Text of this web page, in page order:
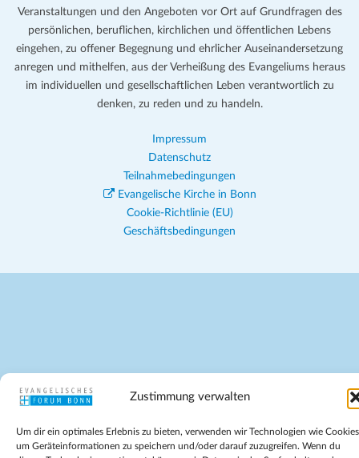
Zustimmung verwalten
Um dir ein optimales Erlebnis zu bieten, verwenden wir Technologien wie
um Geräteinformationen zu speichern und/oder darauf zuzugreifen. Wenn du
Veranstaltungen und den Angeboten vor Ort auf Grundfragen des
persönlichen, beruflichen, kirchlichen und öffentlichen Lebens
eingehen, zu offener Begegnung und ehrlicher Auseinandersetzung
anregen und mithelfen, aus der Verheißung des Evangeliums heraus
im individuellen und gesellschaftlichen Leben verantwortlich zu
denken, zu reden und zu handeln.
Impressum
Datenschutz
Teilnahmebedingungen
Evangelische Kirche in Bonn
Cookie-Richtlinie (EU)
Geschäftsbedingungen